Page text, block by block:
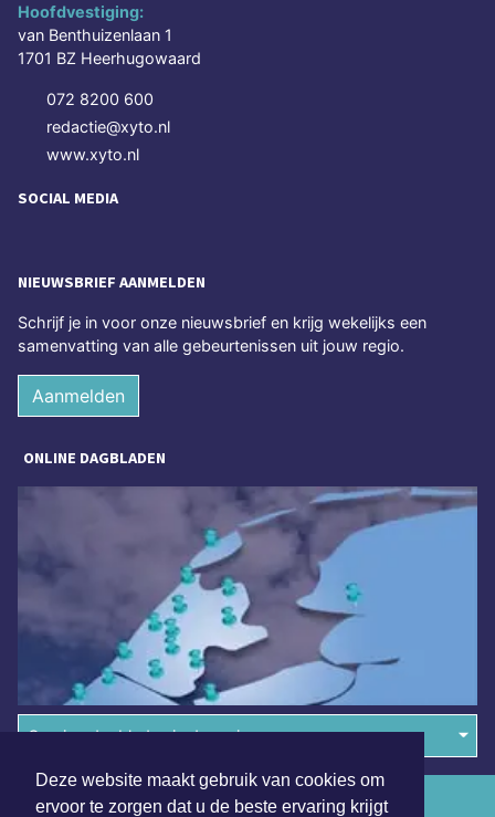
Deze website maakt gebruik van cookies om
ervoor te zorgen dat u de beste ervaring krijgt
Hoofdvestiging:
van Benthuizenlaan 1
1701 BZ Heerhugowaard
072 8200 600
redactie@xyto.nl
www.xyto.nl
SOCIAL MEDIA
NIEUWSBRIEF AANMELDEN
Schrijf je in voor onze nieuwsbrief en krijg wekelijks een
samenvatting van alle gebeurtenissen uit jouw regio.
Aanmelden
ONLINE DAGBLADEN
Overige dagbladen in de regio
Algemene voorwaarden